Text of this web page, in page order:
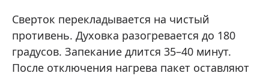
Сверток перекладывается на чистый
противень. Духовка разогревается до 180
градусов. Запекание длится 35–40 минут.
После отключения нагрева пакет оставляют